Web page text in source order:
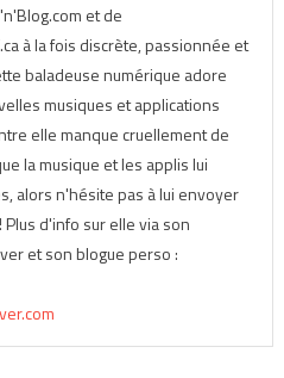
et de
à la fois discrète, passionnée et
baladeuse numérique adore
musiques et applications
elle manque cruellement de
la musique et les applis lui
alors n'hésite pas à lui envoyer
d'info sur elle via son
et son blogue perso :